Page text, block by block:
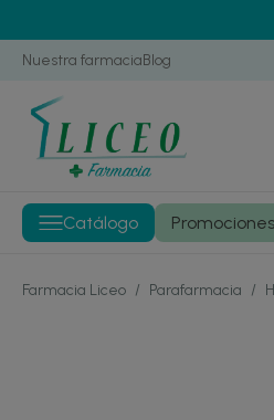
Nuestra farmaciaBlog
Catálogo Promociones
Farmacia Liceo / Parafarmacia /